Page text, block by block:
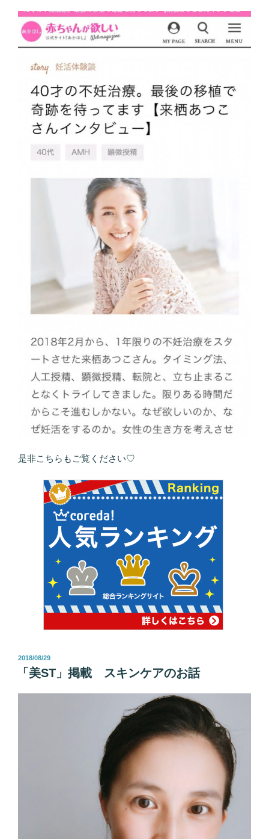
是非こちらもご覧ください♡
投
2018/08/29
「美ST」掲載 スキンケアのお話